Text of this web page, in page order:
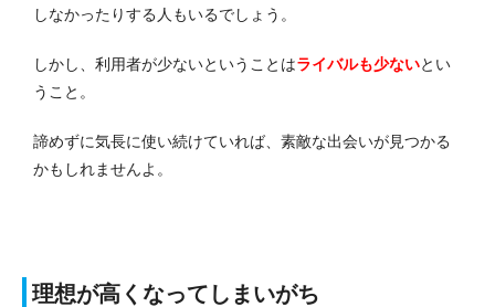
しなかったりする人もいるでしょう。
しかし、利用者が少ないということはライバルも少ないとい
うこと。
諦めずに気長に使い続けていれば、素敵な出会いが見つかる
かもしれませんよ。
理想が高くなってしまいがち